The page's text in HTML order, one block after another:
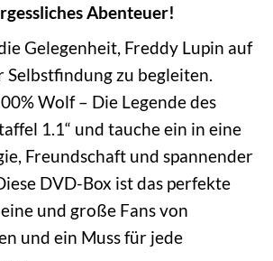
Abenteuer!
Gelegenheit, Freddy Lupin auf
Selbstfindung zu begleiten.
Wolf – Die Legende des
1.1“ und tauche ein in eine
Freundschaft und spannender
DVD-Box ist das perfekte
und große Fans von
und ein Muss für jede